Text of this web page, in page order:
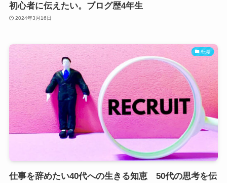
初心者に伝えたい。ブログ歴4年生
2024年3月16日
転職
仕事を辞めたい40代への生きる知恵 50代の思考を伝